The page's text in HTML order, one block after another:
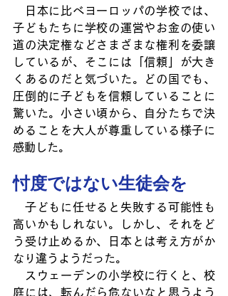
日本に比べヨーロッパの学校では、
子どもたちに学校の運営やお金の使い
道の決定権などさまざまな権利を委譲
しているが、そこには「信頼」が大き
くあるのだと気づいた。どの国でも、
圧倒的に子どもを信頼していることに
驚いた。小さい頃から、自分たちで決
めることを大人が尊重している様子に
感動した。
忖度ではない生徒会を
子どもに任せると失敗する可能性も
高いかもしれない。しかし、それをど
う受け止めるか、日本とは考え方がか
なり違うようだった。
スウェーデンの小学校に行くと、校
庭には、転んだら危ないなと思うよう